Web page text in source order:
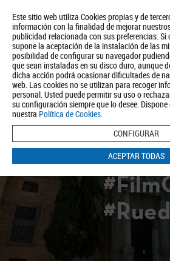
Este sitio web utiliza Cookies propias y de
información con la finalidad de mejorar
publicidad relacionada con sus preferencias.
supone la aceptación de la instalación de las
posibilidad de configurar su navegador
que sean instaladas en su disco duro, aunque
dicha acción podrá ocasionar dificultades de
web. Las cookies no se utilizan para recoger
personal. Usted puede permitir su uso o
su configuración siempre que lo desee.
nuestra Política de Cookies.
CONFIGURAR
ACEPTAR TODAS
Quiénes somos Turismo